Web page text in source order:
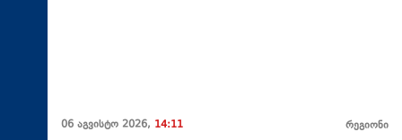
06 აგვისტო 2026, 14:11 რეგიონი